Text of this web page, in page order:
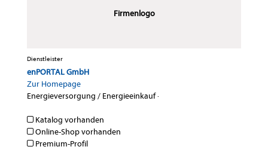
Firmenlogo
Dienstleister
enPORTAL GmbH
Zur Homepage
Energieversorgung / Energieeinkauf·
Katalog vorhanden
Online-Shop vorhanden
Premium-Profil